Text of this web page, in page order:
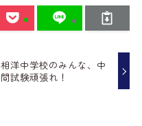
相洋中学校のみんな、中
間試験頑張れ！